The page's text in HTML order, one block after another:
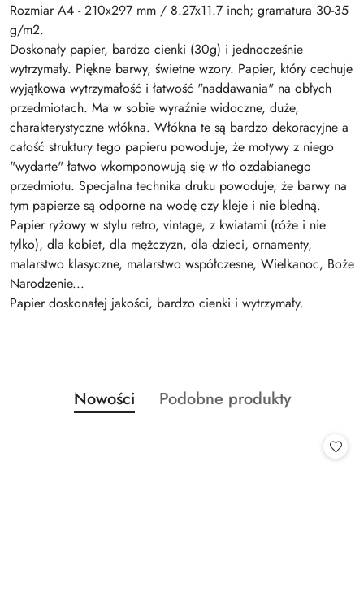
Rozmiar A4 - 210x297 mm / 8.27x11.7 inch; gramatura 30-35
g/m2.
Doskonały papier, bardzo cienki (30g) i jednocześnie
wytrzymały. Piękne barwy, świetne wzory. Papier, który cechuje
wyjątkowa wytrzymałość i łatwość "naddawania" na obłych
przedmiotach. Ma w sobie wyraźnie widoczne, duże,
charakterystyczne włókna. Włókna te są bardzo dekoracyjne a
całość struktury tego papieru powoduje, że motywy z niego
"wydarte" łatwo wkomponowują się w tło ozdabianego
przedmiotu. Specjalna technika druku powoduje, że barwy na
tym papierze są odporne na wodę czy kleje i nie bledną.
Papier ryżowy w stylu retro, vintage, z kwiatami (róże i nie
tylko), dla kobiet, dla mężczyzn, dla dzieci, ornamenty,
malarstwo klasyczne, malarstwo współczesne, Wielkanoc, Boże
Narodzenie...
Papier doskonałej jakości, bardzo cienki i wytrzymały.
Pomiń karuzelę produktów
Produkty
o
Nowości
Produkty
Podobne produkty